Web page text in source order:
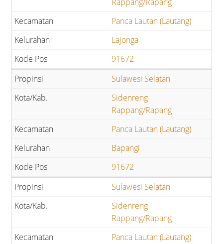
Panca Lautan (Lautang)
Lajonga
91672
Sulawesi Selatan
Sidenreng
Rappang/Rapang
Panca Lautan (Lautang)
Bapangi
91672
Sulawesi Selatan
Sidenreng
Rappang/Rapang
Panca Lautan (Lautang)